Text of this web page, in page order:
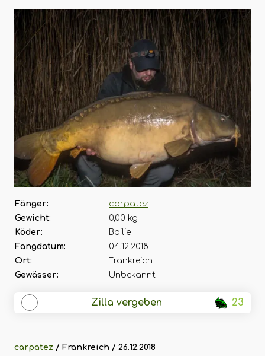
Fänger:
carpatez
Gewicht:
0,00 kg
Köder:
Boilie
Fangdatum:
04.12.2018
Ort:
Frankreich
Gewässer:
Unbekannt
Zilla vergeben 23
carpatez / Frankreich / 26.12.2018